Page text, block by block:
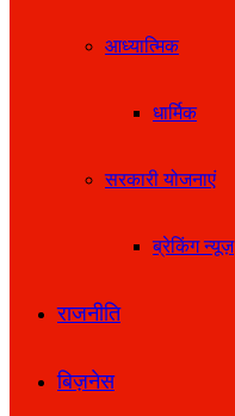
आध्यात्मिक
धार्मिक
सरकारी योजनाएं
ब्रेकिंग न्यूज़
राजनीति
बिज़नेस